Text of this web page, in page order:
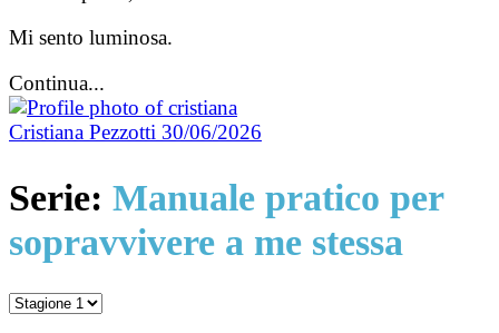
Mi sento luminosa.
Continua...
Cristiana Pezzotti 30/06/2026
Serie: Manuale pratico per
sopravvivere a me stessa